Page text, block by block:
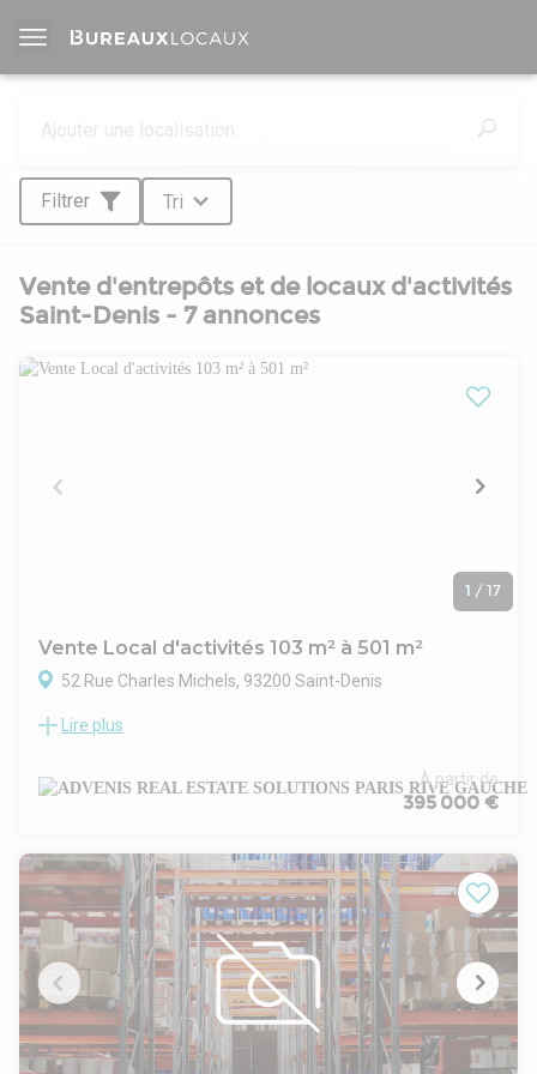
Filtrer Tri
Vente d'entrepôts et de locaux d'activités
Saint-Denis - 7 annonces
1 / 17
Vente Local d'activités 103 m² à 501 m²
52 Rue Charles Michels, 93200 Saint-Denis
ADVENIS CONSEIL vous propose des bureaux à la vente dans
à 15 minutes à pied du Métro L13 « Carrefour-Pleyel » et à
deux pas du « du RER D » station 'Stade de France/Saint-
recevoir vos visiteurs en toute autonomie.
Les locaux de 103 m² non divisibles offrent des prestations
complètes : bureaux cloisonnés, open space, chauffage
individuel électrique, faux plafond technique, fibre optique,
sanitaires privatifs et kitchenette. L'acquisition d'une place
de parking en extérieur est possible en sus du prix.
Situé à 15 minutes à pied de la gare de la station de métro
L13 « Carrefour Pleyel », à proximité du « Stade de France »
et des quais de Saint-Ouen, la situation géographique du
Lire plus
À partir de
395 000 €